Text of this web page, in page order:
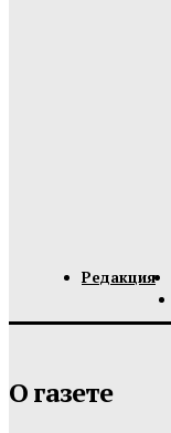
Редакция
О газете